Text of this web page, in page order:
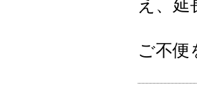
え、延
ご不